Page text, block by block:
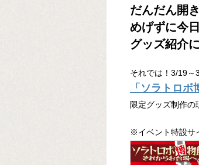
だんだん開
めげずに今日
グッズ紹介
それでは！3/19～
「ソラトロ
限定グッズ制作の
※イベント特設サ